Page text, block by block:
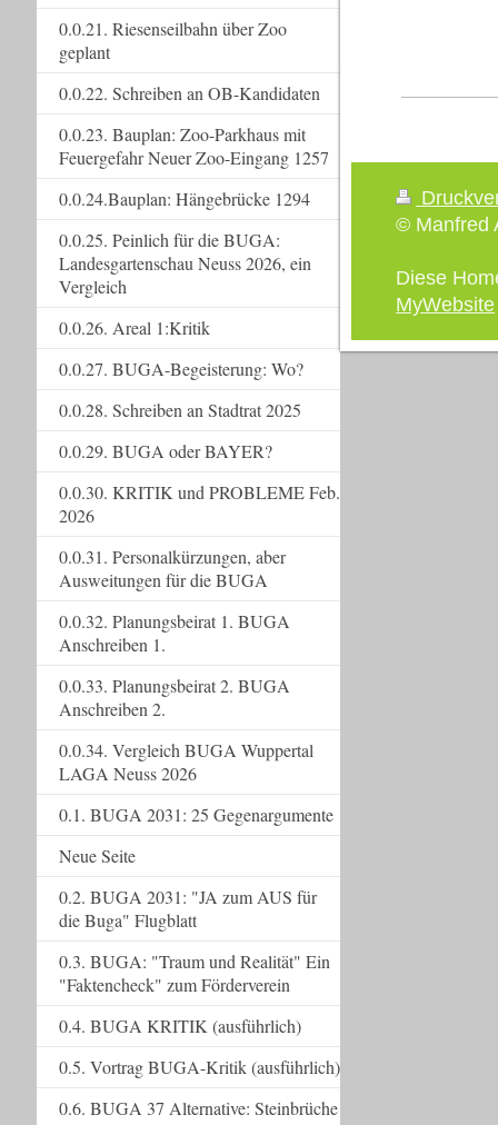
© Manfred
Diese
MyWebsite
0.0.21. Riesenseilbahn über Zoo
geplant
0.0.22. Schreiben an OB-Kandidaten
0.0.23. Bauplan: Zoo-Parkhaus mit
Feuergefahr Neuer Zoo-Eingang 1257
0.0.24.Bauplan: Hängebrücke 1294
0.0.25. Peinlich für die BUGA:
Landesgartenschau Neuss 2026, ein
Vergleich
0.0.26. Areal 1:Kritik
0.0.27. BUGA-Begeisterung: Wo?
0.0.28. Schreiben an Stadtrat 2025
0.0.29. BUGA oder BAYER?
0.0.30. KRITIK und PROBLEME Feb.
2026
0.0.31. Personalkürzungen, aber
Ausweitungen für die BUGA
0.0.32. Planungsbeirat 1. BUGA
Anschreiben 1.
0.0.33. Planungsbeirat 2. BUGA
Anschreiben 2.
0.0.34. Vergleich BUGA Wuppertal
LAGA Neuss 2026
0.1. BUGA 2031: 25 Gegenargumente
Neue Seite
0.2. BUGA 2031: "JA zum AUS für
die Buga" Flugblatt
0.3. BUGA: "Traum und Realität" Ein
"Faktencheck" zum Förderverein
0.4. BUGA KRITIK (ausführlich)
0.5. Vortrag BUGA-Kritik (ausführlich)
0.6. BUGA 37 Alternative: Steinbrüche